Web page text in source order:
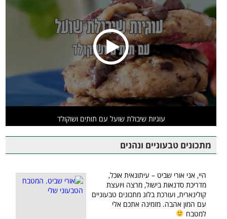
עוגיות שיבולת שועל עם תותים ושוקולד
מתכונים טבעוניים ונהנים
היי, אני אורי שביט – עיתונאית אוכל,
מדריכת סדנאות בישול, מרצה ויועצת
קולינארית, ועורכת בלוג מתכונים טבעוניים
עם המון אהבה. מזמינה אתכם אלי
למטבח